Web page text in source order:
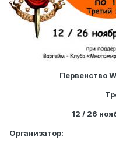
Первенство
12 / 26
Организатор: